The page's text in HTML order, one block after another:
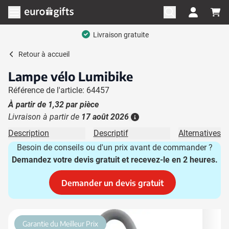
Aller au contenu
Ouvrir le menu
Livraison gratuite
Retour à accueil
Lampe vélo Lumibike
Référence de l'article: 64457
À partir de 1,32 par pièce
Livraison à partir de 17 août 2026
Description Descriptif
Alternatives
Besoin de conseils ou d'un prix avant de commander ?
Demandez votre devis gratuit et recevez-le en 2 heures.
Demander un devis gratuit
Garantie du Meilleur Prix
Image principale
Cliquez pour voir l'image en plein écran